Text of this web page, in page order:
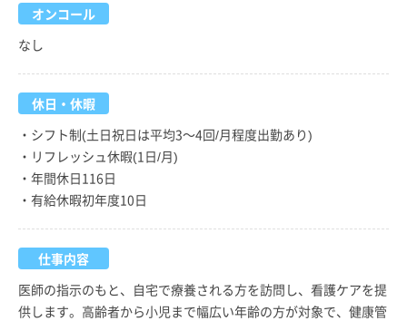
オンコール
なし
休日・休暇
・シフト制(土日祝日は平均3～4回/月程度出勤あり)
・リフレッシュ休暇(1日/月)
・年間休日116日
・有給休暇初年度10日
仕事内容
医師の指示のもと、自宅で療養される方を訪問し、看護ケアを提
供します。高齢者から小児まで幅広い年齢の方が対象で、健康管